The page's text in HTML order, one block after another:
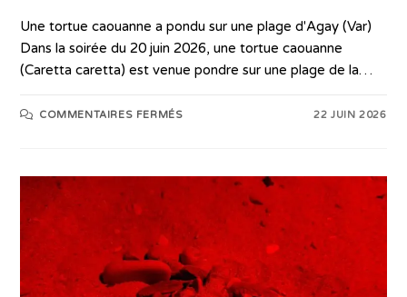
Une tortue caouanne a pondu sur une plage d'Agay (Var)
Dans la soirée du 20 juin 2026, une tortue caouanne
(Caretta caretta) est venue pondre sur une plage de la…
COMMENTAIRES FERMÉS 22 JUIN 2026